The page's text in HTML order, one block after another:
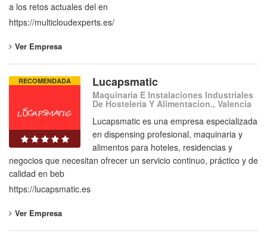
a los retos actuales del en
https://multicloudexperts.es/
Ver Empresa
RECOMENDADA Lucapsmatic
Maquinaria E Instalaciones Industriales
De Hosteleria Y Alimentacion., Valencia
Lucapsmatic es una empresa especializada
en dispensing profesional, maquinaria y
alimentos para hoteles, residencias y
negocios que necesitan ofrecer un servicio continuo, práctico y de
calidad en beb
https://lucapsmatic.es
Ver Empresa